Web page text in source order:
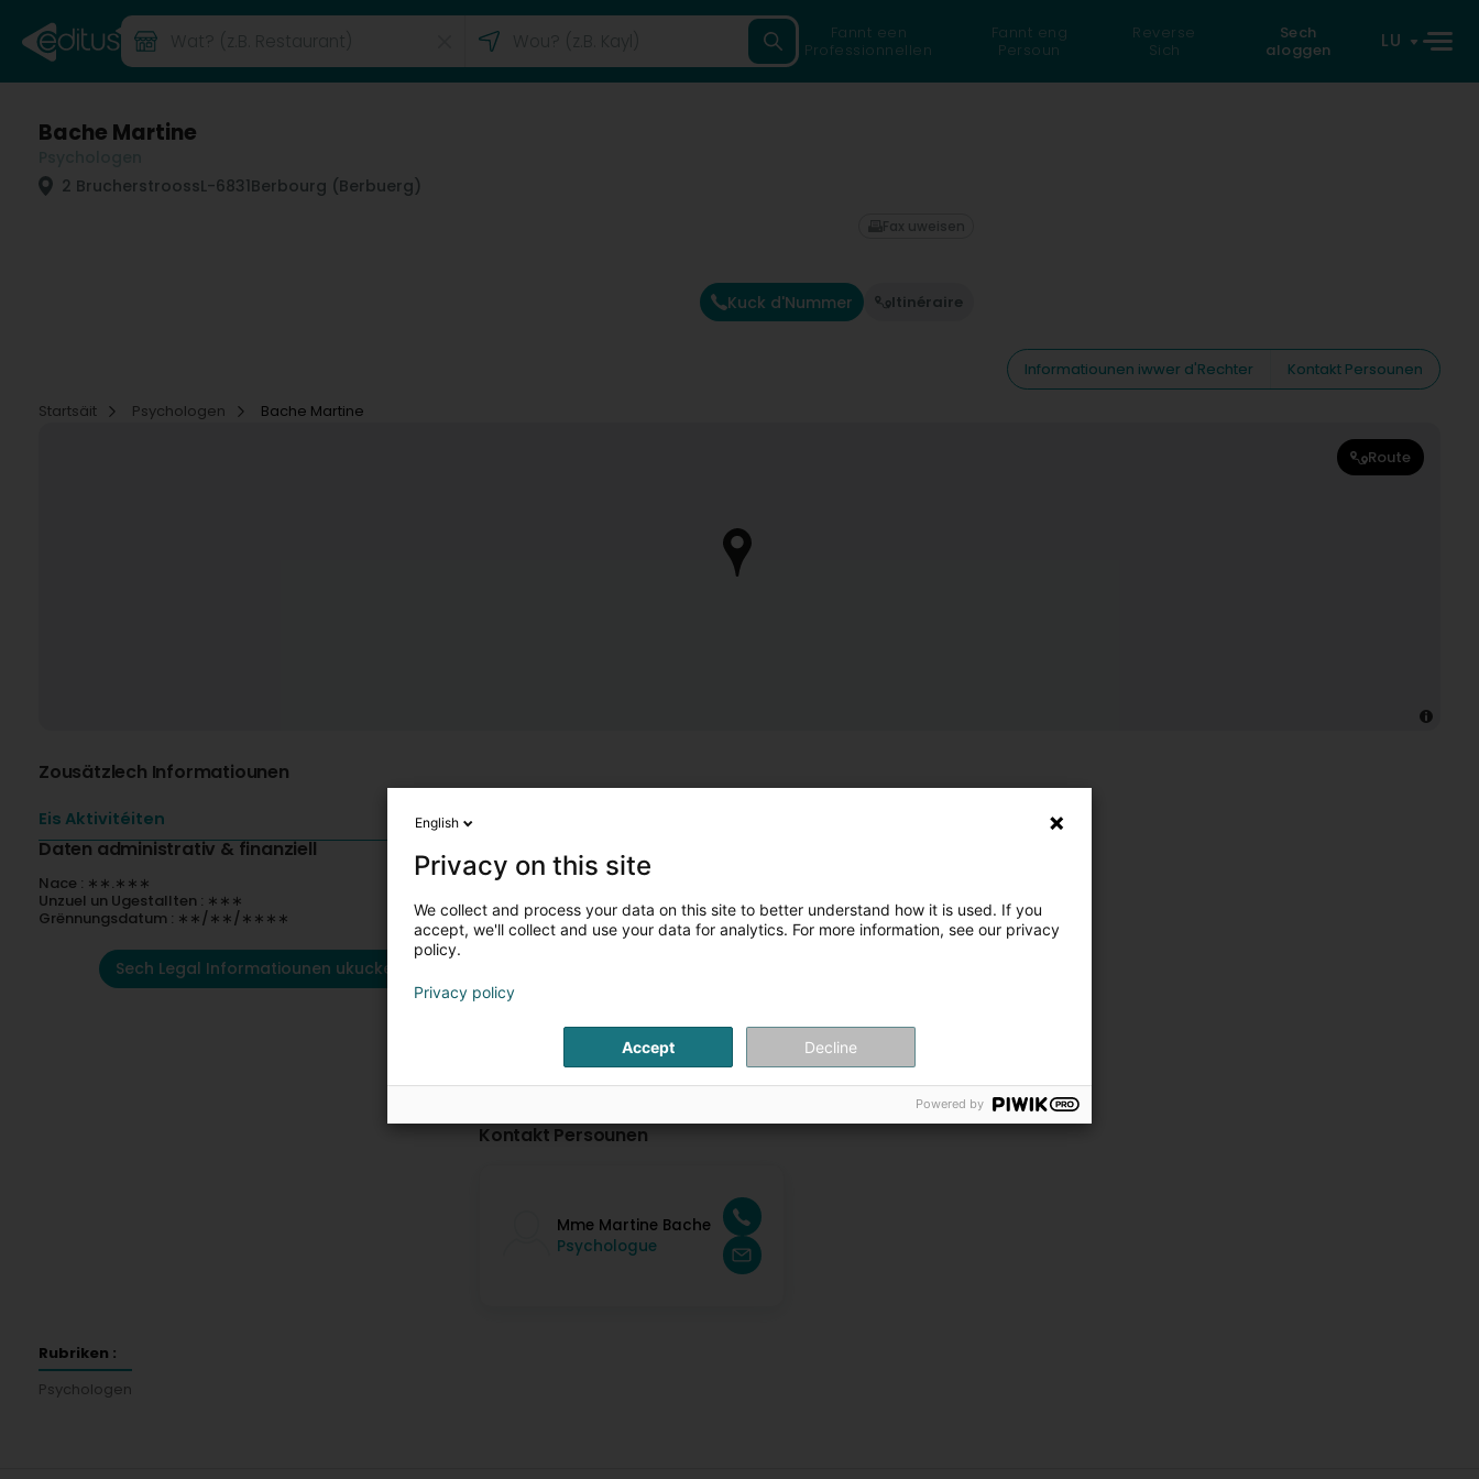
Fannt een
Professionnellen
Fannt eng
Persoun
Reverse
Sich
Sech
aloggen
LU
Bache Martine
2 BrucherstroossL-6831Berbourg (Berbuerg)
Kuck d'Nummer Itinéraire
Fax uweisen
Informatiounen iwwer d'Rechter
Kontakt Persounen
Startsäit
Psychologen Bache Martine
Route
Zousätzlech Informatiounen
Eis Aktivitéiten
Daten administrativ & finanziell
Nace : ∗∗.∗∗∗
Unzuel un Ugestallten : ∗∗∗
Grënnungsdatum : ∗∗/∗∗/∗∗∗∗
Sech Legal Informatiounen ukucken
Kontakt Persounen
Mme Martine Bache
Psychologue
Rubriken :
Psychologen
English
Privacy on this site
We collect and process your data on this site to better understand how it is used. If you
accept, we'll collect and use your data for analytics. For more information, see our privacy
policy.
Privacy policy
Accept Decline
Powered by